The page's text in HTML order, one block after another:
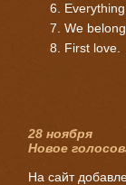
We belong
First love.
28 ноября
Новое
На сайт